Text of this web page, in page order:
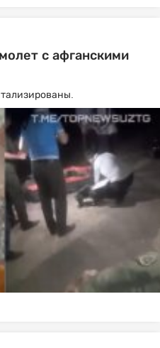
с афганскими